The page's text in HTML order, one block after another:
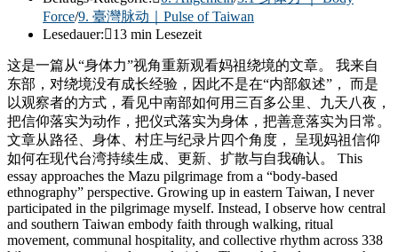
Force/9. 臺灣脉动｜Pulse of Taiwan
Lesedauer:
13 min Lesezeit
这是一篇从“身体力”视角重新观看妈祖绕境的文章。 我来自
东部，对绕境没有成长经验，因此不是在“内部叙述”， 而是
以观察者的方式，看见中南部如何用三百多公里、九天八夜，
把信仰落实为动作，把仪式落实为身体，把善意落实为日常。
文章从路径、身体、村庄与纪录片四个角度， 呈现妈祖信仰
如何在现代台湾持续生成、更新、扩散与自我确认。 This
essay approaches the Mazu pilgrimage from a “body-based
ethnography” perspective. Growing up in eastern Taiwan, I never
participated in the pilgrimage myself. Instead, I observe how central
and southern Taiwan embody faith through walking, ritual
movement, communal hospitality, and collective rhythm across 338